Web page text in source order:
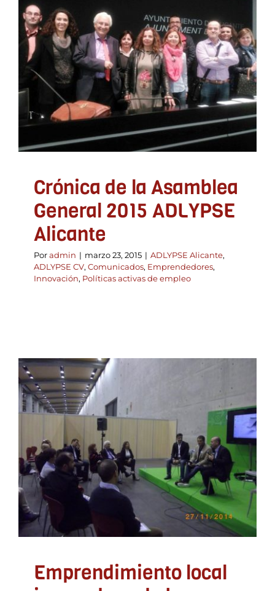
Crónica de la Asamblea
General 2015 ADLYPSE
Alicante
ADLYPSE Alicante ADLYPSE CV Comunicados
Emprendedores
Innovación Políticas activas de
empleo
Crónica de la Asamblea
General 2015 ADLYPSE
Alicante
Poradmin | marzo 23, 2015 | ADLYPSE Alicante,
ADLYPSE CV, Comunicados, Emprendedores,
Innovación, Políticas activas de empleo
Emprendimiento local
innovador y de base
tecnológica
ADLYPSE CV Emprendedores
Emprendimiento local